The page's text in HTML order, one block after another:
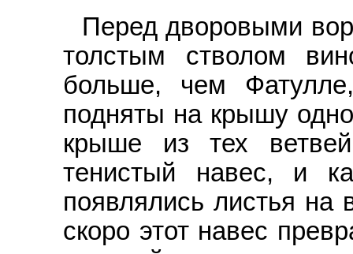
Перед дворовыми
толстым стволом
больше, чем
подняты на крышу
крыше из тех
тенистый навес, и
появлялись листья на
скоро этот навес